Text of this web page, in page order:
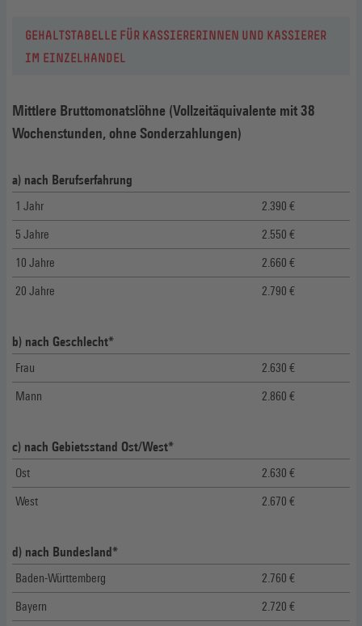
GEHALTSTABELLE FÜR KASSIERERINNEN UND KASSIERER
IM EINZELHANDEL
Mittlere Bruttomonatslöhne (Vollzeitäquivalente mit 38
Wochenstunden, ohne Sonderzahlungen)
a) nach Berufserfahrung
1 Jahr 2.390 €
5 Jahre 2.550 €
10 Jahre 2.660 €
20 Jahre 2.790 €
b) nach Geschlecht*
Frau 2.630 €
Mann 2.860 €
c) nach Gebietsstand Ost/West*
Ost 2.630 €
West 2.670 €
d) nach Bundesland*
Baden-Württemberg 2.760 €
Bayern 2.720 €